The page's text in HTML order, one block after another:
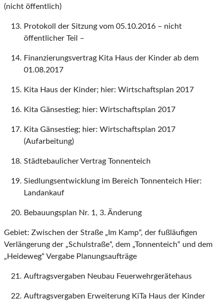
(nicht öffentlich)
Protokoll der Sitzung vom 05.10.2016 – nicht
öffentlicher Teil –
Finanzierungsvertrag Kita Haus der Kinder ab dem
01.08.2017
Kita Haus der Kinder; hier: Wirtschaftsplan 2017
Kita Gänsestieg; hier: Wirtschaftsplan 2017
Kita Gänsestieg; hier: Wirtschaftsplan 2017
(Aufarbeitung)
Städtebaulicher Vertrag Tonnenteich
Siedlungsentwicklung im Bereich Tonnenteich Hier:
Landankauf
Bebauungsplan Nr. 1, 3. Änderung
Gebiet: Zwischen der Straße „Im Kamp“, der fußläufigen
Verlängerung der „Schulstraße“, dem „Tonnenteich“ und dem
„Heideweg“ Vergabe Planungsaufträge
Auftragsvergaben Neubau Feuerwehrgerätehaus
Auftragsvergaben Erweiterung KiTa Haus der Kinder